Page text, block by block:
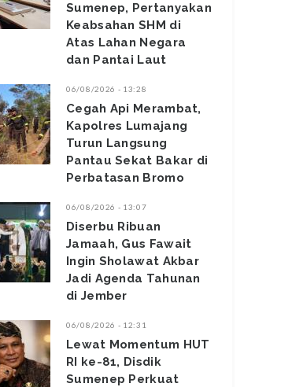
Sumenep, Pertanyakan
Keabsahan SHM di
Atas Lahan Negara
dan Pantai Laut
06/08/2026 - 13:28
‎Cegah Api Merambat,
Kapolres Lumajang
Turun Langsung
Pantau Sekat Bakar di
Perbatasan Bromo ‎
06/08/2026 - 13:07
Diserbu Ribuan
Jamaah, Gus Fawait
Ingin Sholawat Akbar
Jadi Agenda Tahunan
di Jember
06/08/2026 - 12:31
Lewat Momentum HUT
RI ke-81, Disdik
Sumenep Perkuat